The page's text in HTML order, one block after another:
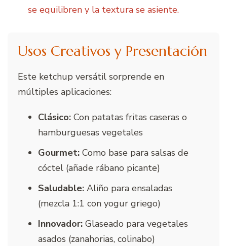
se equilibren y la textura se asiente.
Usos Creativos y Presentación
Este ketchup versátil sorprende en
múltiples aplicaciones:
Clásico: Con patatas fritas caseras o
hamburguesas vegetales
Gourmet: Como base para salsas de
cóctel (añade rábano picante)
Saludable: Aliño para ensaladas
(mezcla 1:1 con yogur griego)
Innovador: Glaseado para vegetales
asados (zanahorias, colinabo)